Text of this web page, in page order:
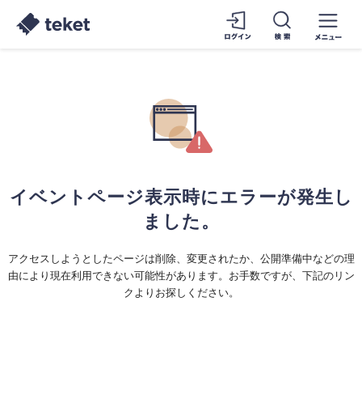
イベントページ表示時にエラーが発生し
ました。
アクセスしようとしたページは削除、変更されたか、公開準備中などの理
由により現在利用できない可能性があります。お手数ですが、下記のリン
クよりお探しください。